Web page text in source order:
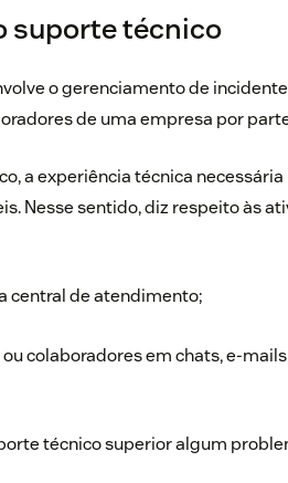
suporte técnico
o gerenciamento de
de uma empresa por
a experiência técnica
Nesse sentido, diz respeito às
central de atendimento;
colaboradores em chats, e-
técnico superior algum